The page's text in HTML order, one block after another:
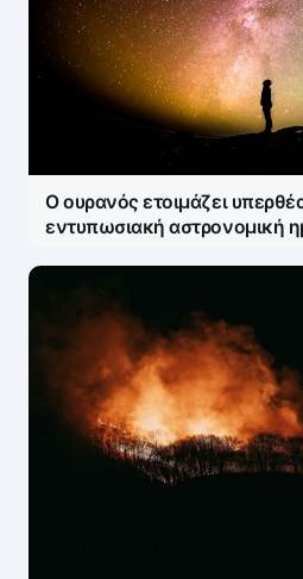
Ο ουρανός ετοιμάζει
εντυπωσιακή αστρονομική